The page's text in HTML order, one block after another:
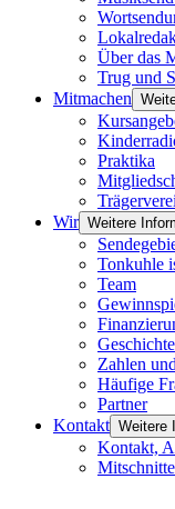
Über das
Trug und
Mitmachen
Praktika
Wir Weitere
Tonkuhle
Team
Geschichte
Zahlen
Häufige
Partner
Kontakt Weitere
Kontakt,
Mitschnitte